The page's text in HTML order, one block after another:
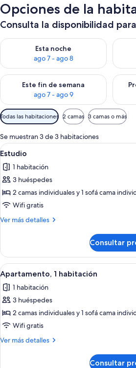
Opciones de la
Consulta la disponibilidad
Esta noche
ago 7 - ago 8
Consulta la disponibilidad para esta
Este fin de semana
ago 7 - ago 9
Consulta la disponibilidad para este
Filtros
disponibles
para
las
habitaciones
Todas las habitaciones 2 camas 3 camas o más
Se muestran 3 de 3 habitaciones
Abrir
todas
las
fotos
de
Estudio
6
Estudio
1 habitación
3 huéspedes
2 camas individuales y 1 sofá cama
Wifi gratis
Ver más detalles
Más
Consultar
Abrir
todas
las
fotos
de
Apartamento,
1
7
Apartamento, 1 habitación
1 habitación
3 huéspedes
2 camas individuales y 1 sofá cama
Wifi gratis
Ver más detalles
Más
Consultar